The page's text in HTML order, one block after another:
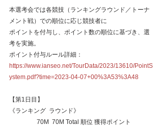
本選考会では各競技（ランキングラウンド／トーナ
メント戦）での順位に応じ競技者に
ポイントを付与し、ポイント数の順位に基づき、選
考を実施。
ポイント付与ルール詳細：
https://www.ianseo.net/TourData/2023/13610/PointS
ystem.pdf?time=2023-04-07+00%3A53%3A48
【第1日目】
《ランキング  ラウンド》
                  70M  70M Total 順位 獲得ポイント